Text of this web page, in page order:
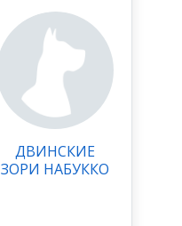
ДВИНСКИЕ
ЗОРИ НАБУККО